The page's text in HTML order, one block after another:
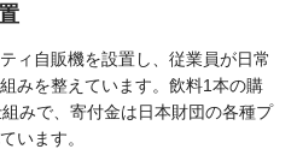
ィ自販機を設置し、従業員が日常
みを整えています。飲料1本の購
みで、寄付金は日本財団の各種プ
います。